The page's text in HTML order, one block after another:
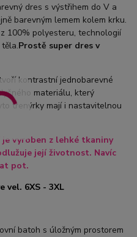
dres s výstřihem do V a
barevným lemem kolem krku.
100% polyesteru, technologií
Prostě super dres v
kontrastní jednobarevné
materiálu, který
trenýrky mají i nastavitelnou
je vyroben z lehké tkaniny
její životnost. Navíc
pot.
vel. 6XS - 3XL
batoh s úložným prostorem